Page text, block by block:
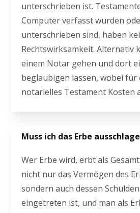
unterschrieben ist.
Computer verfasst wurden
unterschrieben sind, haben
Rechtswirksamkeit. Alternativ
einem Notar gehen und dort
beglaubigen lassen, wobei für
notarielles Testament Kosten
Muss ich das Erbe
Wer Erbe wird, erbt als
nicht nur das Vermögen des
sondern auch dessen
eingetreten ist, und man als